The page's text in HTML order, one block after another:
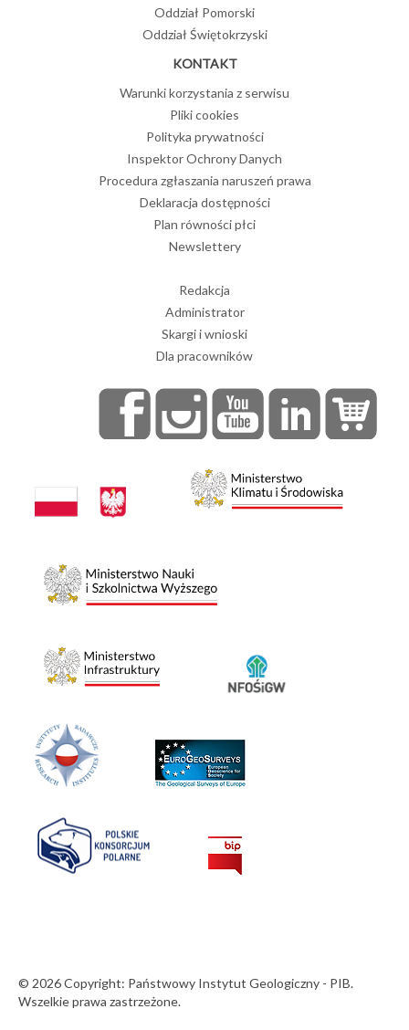
Oddział Pomorski
Oddział Świętokrzyski
KONTAKT
Warunki korzystania z serwisu
Pliki cookies
Polityka prywatności
Inspektor Ochrony Danych
Procedura zgłaszania naruszeń prawa
Deklaracja dostępności
Plan równości płci
Newslettery
Redakcja
Administrator
Skargi i wnioski
Dla pracowników
© 2026 Copyright: Państwowy Instytut Geologiczny - PIB.
Wszelkie prawa zastrzeżone.